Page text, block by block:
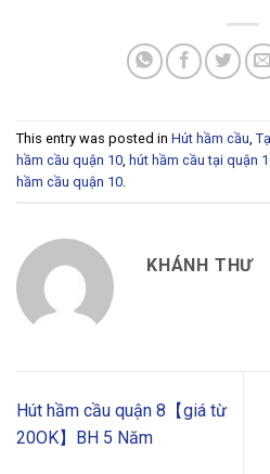
This entry was posted in Hút hầm cầu
hầm cầu quận 10 hút hầm cầu tại quận
hầm cầu quận 10
KHÁNH THƯ
Hút hầm cầu quận 8【giá từ
20OK】BH 5 Năm